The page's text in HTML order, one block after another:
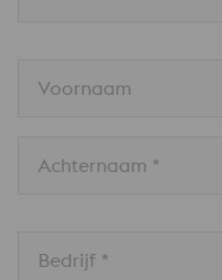
Voornaam
Achternaam *
Bedrijf *